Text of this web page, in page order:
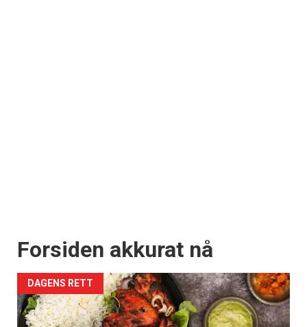
Forsiden akkurat nå
DAGENS RETT